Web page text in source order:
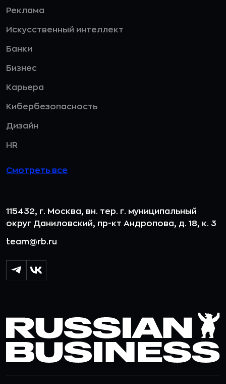
Реклама
Искусственный интеллект
Банки
Бизнес
Карьера
Кибербезопасность
Дизайн
HR
Смотреть все
115432, г. Москва, вн. тер. г. муниципальный
округ Даниловский, пр-кт Андропова, д. 18, к. 3
team@rb.ru